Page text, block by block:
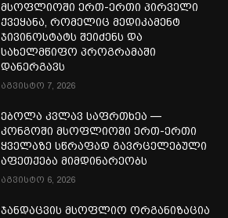
მსოფლიოში ერთ-ერთი პირველი
ქვეყანა, რომელიც მედიკამენტ
ჯივინოსტატს შეიძენს და
სახელმწიფო პროგრამაში
დანერგავს
აგვისტო 7, 2026
ებოლა კვლავ საფრთხეა —
კონგოში მსოფლიოში ერთ-ერთი
ყველაზე სწრაფად გავრცელებული
აფეთქება მიმდინარეობს
აგვისტო 6, 2026
ჯანდაცვის მსოფლიო ორგანიზაცია